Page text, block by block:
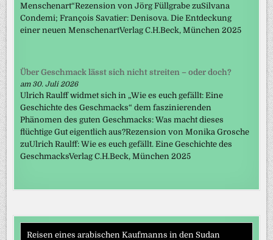
Menschenart“Rezension von Jörg Füllgrabe zuSilvana
Condemi; François Savatier: Denisova. Die Entdeckung
einer neuen MenschenartVerlag C.H.Beck, München 2025
Über Geschmack lässt sich nicht streiten – oder doch?
am 30. Juli 2026
Ulrich Raulff widmet sich in „Wie es euch gefällt: Eine
Geschichte des Geschmacks“ dem faszinierenden
Phänomen des guten Geschmacks: Was macht dieses
flüchtige Gut eigentlich aus?Rezension von Monika Grosche
zuUlrich Raulff: Wie es euch gefällt. Eine Geschichte des
GeschmacksVerlag C.H.Beck, München 2025
Reisen eines arabischen Kaufmanns in den Sudan